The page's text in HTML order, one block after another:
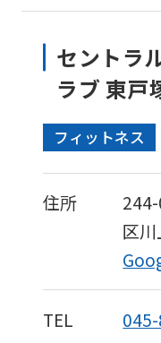
セントラ
ラブ 東戸
フィットネス
住所
区
TEL